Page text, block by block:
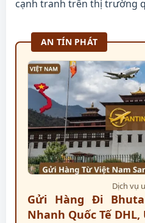
cạnh tranh trên thị trường
AN TÍN PHÁT
Dịch vụ
Gửi Hàng Đi
Nhanh Quốc Tế DHL,